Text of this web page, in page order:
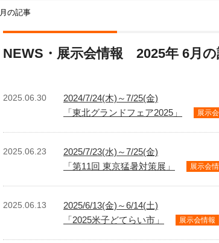
の記事
NEWS・展示会情報 2025年 6月の
2025.06.30
2024/7/24(木)～7/25(金)
「東北グランドフェア2025」
展示
2025.06.23
2025/7/23(水)～7/25(金)
「第11回 東京猛暑対策展」
展示会
2025.06.13
2025/6/13(金)～6/14(土)
「2025米子どてらい市」
展示会情報